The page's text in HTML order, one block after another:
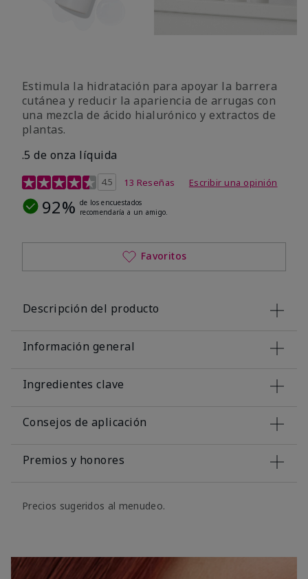
Estimula la hidratación para apoyar la barrera
cutánea y reducir la apariencia de arrugas con
una mezcla de ácido hialurónico y extractos de
plantas.
.5 de onza líquida
Calificación de clientes de 3,2 de 5
4.5 13 Reseñas Escribir una opinión
92% de los encuestados
recomendaría a un amigo.
Favoritos
Descripción del producto
Información general
Ingredientes clave
Consejos de aplicación
Premios y honores
Precios sugeridos al menudeo.